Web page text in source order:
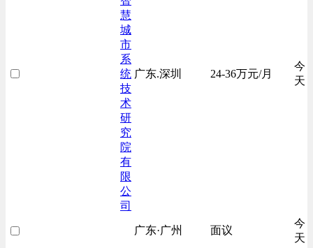
慧
城
市
系
统
技
术
研
究
院
有
限
公
司
广东.深圳 24-36万元/月
今
天
广东·广州 面议
今
天